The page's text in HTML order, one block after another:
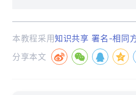
本教程采用知识共享 署名-相同
分享本文